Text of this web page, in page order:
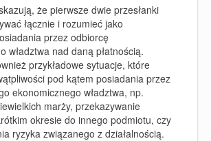
że pierwsze dwie przesłanki
łącznie i rozumieć jako
przez odbiorcę
władztwa nad daną płatnością.
przykładowe sytuacje, które
pod kątem posiadania przez
ekonomicznego władztwa, np.
marży, przekazywanie
okresie do innego podmiotu, czy
ryzyka związanego z działalnością.